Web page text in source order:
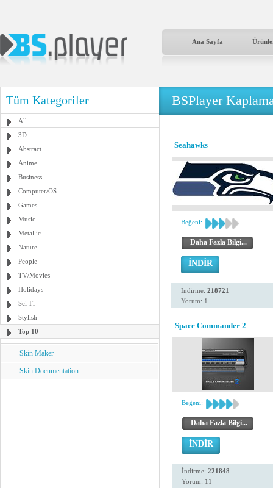
Ana Sayfa
Tüm Kategoriler
All
3D
Abstract
Anime
Business
Computer/OS
Games
Music
Metallic
Nature
People
TV/Movies
Holidays
Sci-Fi
Stylish
Top 10
Skin Maker
Skin Documentation
BSPlayer
Seahawks
Beğeni:
Daha Fazla Bilgi...
İNDİR
İndirme: 218721
Yorum: 1
Space Commander 2
Beğeni:
Daha Fazla Bilgi...
İNDİR
İndirme: 221848
Yorum: 11